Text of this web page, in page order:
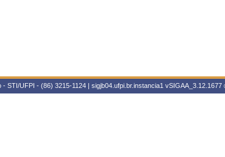
STI/UFPI - (86) 3215-1124 | sigjb04.ufpi.br.instancia1 vSIGAA_3.12.1677